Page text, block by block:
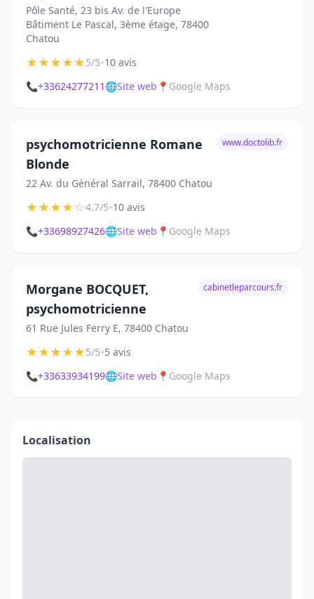
Pôle Santé, 23 bis Av. de l'Europe
Bâtiment Le Pascal, 3ème étage, 78400
Chatou
★★★★★5/5•10 avis
📞+33624277211 🌐Site web 📍 Google Maps
psychomotricienne Romane
Blonde
22 Av. du Général Sarrail, 78400 Chatou
www.doctolib.fr
★★★★☆4.7/5•10 avis
📞+33698927426🌐Site web 📍 Google Maps
Morgane BOCQUET,
psychomotricienne
61 Rue Jules Ferry E, 78400 Chatou
cabinetleparcours.fr
★★★★★5/5•5 avis
📞+33633934199🌐Site web 📍 Google Maps
Localisation